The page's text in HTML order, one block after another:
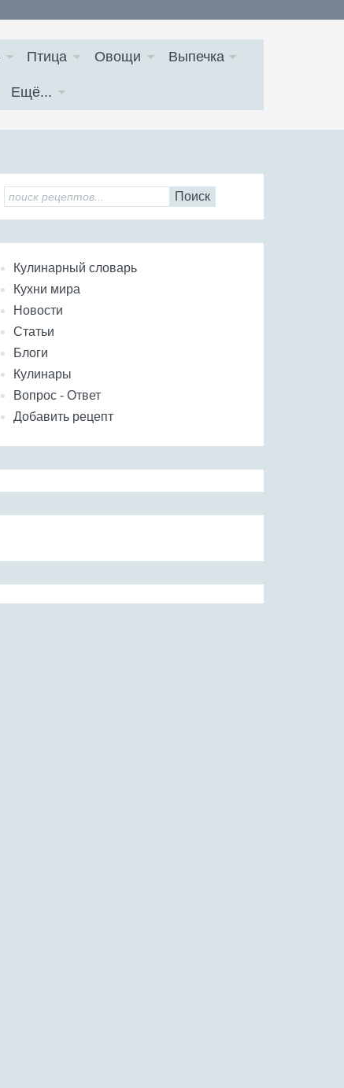
Птица Овощи Выпечка
Ещё...
Поиск
Кулинарный словарь
Кухни мира
Новости
Статьи
Блоги
Кулинары
Вопрос - Ответ
Добавить рецепт